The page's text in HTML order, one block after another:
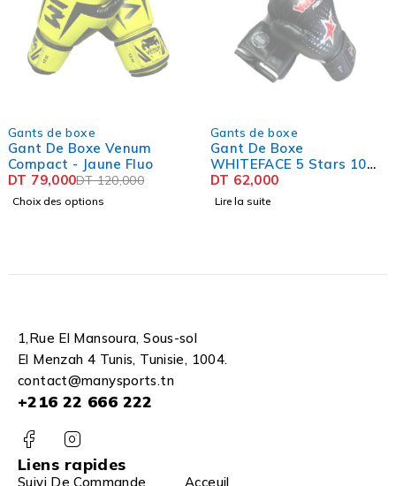
Gants de boxe
Gant De Boxe Venum
Compact - Jaune Fluo
DT120,000
DT 79,000
Choix des options
Gants de boxe
Gant De Boxe
WHITEFACE 5 Stars 10
OZ
DT 62,000
Lire la suite
1,Rue El Mansoura, Sous-sol
El Menzah 4 Tunis, Tunisie, 1004.
contact@manysports.tn
+216 22 666 222
Liens rapides
Suivi De Commande Acceuil